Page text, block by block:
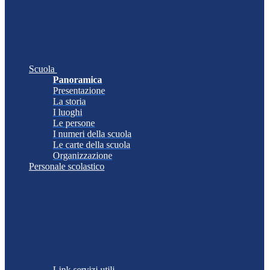
Scuola
Panoramica
Presentazione
La storia
I luoghi
Le persone
I numeri della scuola
Le carte della scuola
Organizzazione
Personale scolastico